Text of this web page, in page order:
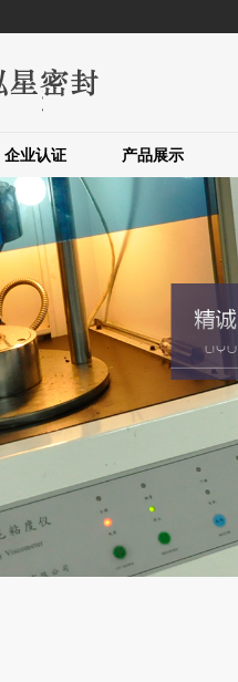
企业认证 产品展示